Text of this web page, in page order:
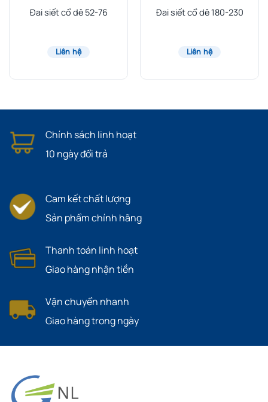
Đai siết cổ dê 52-76
Liên hệ
Đai siết cổ dê 180-230
Liên hệ
Chính sách linh hoạt
10 ngày đổi trả
Cam kết chất lượng
Sản phẩm chính hãng
Thanh toán linh hoạt
Giao hàng nhận tiền
Vận chuyển nhanh
Giao hàng trong ngày